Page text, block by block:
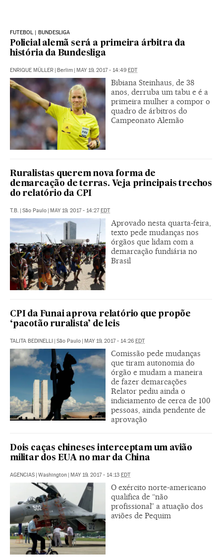
FUTEBOL | BUNDESLIGA
Policial alemã será a primeira árbitra da
história da Bundesliga
ENRIQUE MÜLLER | Berlim | MAY 19, 2017 - 14:49 EDT
Bibiana Steinhaus, de 38
anos, derruba um tabu e é a
primeira mulher a compor o
quadro de árbitros do
Campeonato Alemão
Ruralistas querem nova forma de
demarcação de terras. Veja principais trechos
do relatório da CPI
T.B. | São Paulo | MAY 19, 2017 - 14:27EDT
Aprovado nesta quarta-feira,
texto pede mudanças nos
órgãos que lidam com a
demarcação fundiária no
Brasil
CPI da Funai aprova relatório que propõe
‘pacotão ruralista’ de leis
TALITA BEDINELLI | São Paulo | MAY 19, 2017 - 14:26 EDT
Comissão pede mudanças
que tiram autonomia do
órgão e mudam a maneira
de fazer demarcações
Relator pediu ainda o
indiciamento de cerca de 100
pessoas, ainda pendente de
aprovação
Dois caças chineses interceptam um avião
militar dos EUA no mar da China
AGENCIAS | Washington | MAY 19, 2017 - 14:13 EDT
O exército norte-americano
qualifica de “não
profissional” a atuação dos
aviões de Pequim